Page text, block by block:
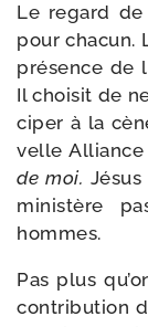
Le regard
pour cha­cun.
pré­sence de
Il choi­sit de
ci­per à la
velle
de moi.
minis­tère
hommes.
Pas plus
contri­bu­tion